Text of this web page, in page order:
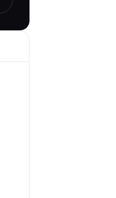
| 22:30 - 07:00